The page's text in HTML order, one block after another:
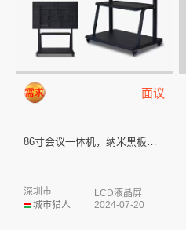
面议
86寸会议一体机，纳米黑板，互...
城市猎人
深圳市
LCD液晶屏
2024-07-20